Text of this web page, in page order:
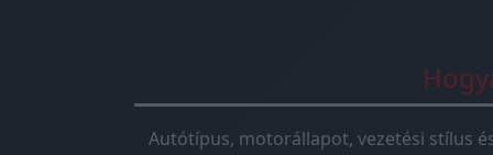
Autótípus, motorállapot, vezetési stílus